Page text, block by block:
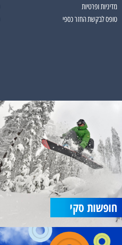
מדיניות ופרטיות
טופס לבקשת החזר כספי
חופשות סקי